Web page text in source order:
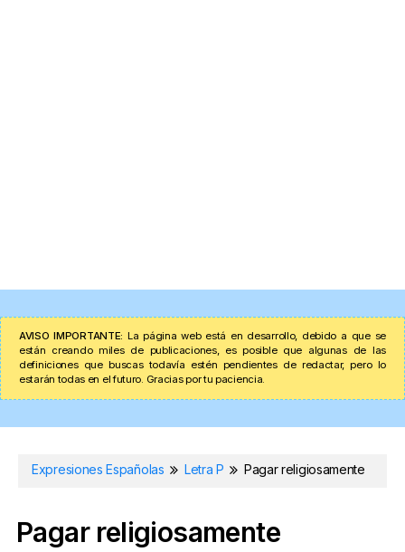
AVISO IMPORTANTE: La página web está en desarrollo, debido a que se
están creando miles de publicaciones, es posible que algunas de las
definiciones que buscas todavía estén pendientes de redactar, pero lo
estarán todas en el futuro. Gracias por tu paciencia.
Expresiones Españolas Letra P Pagar religiosamente
Pagar religiosamente